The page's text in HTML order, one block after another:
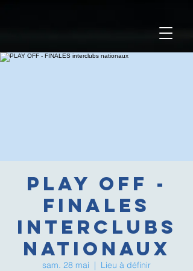
PLAY OFF -
FINALES
interclubs
nationaux
sam. 28 mai
  |
Lieu à définir